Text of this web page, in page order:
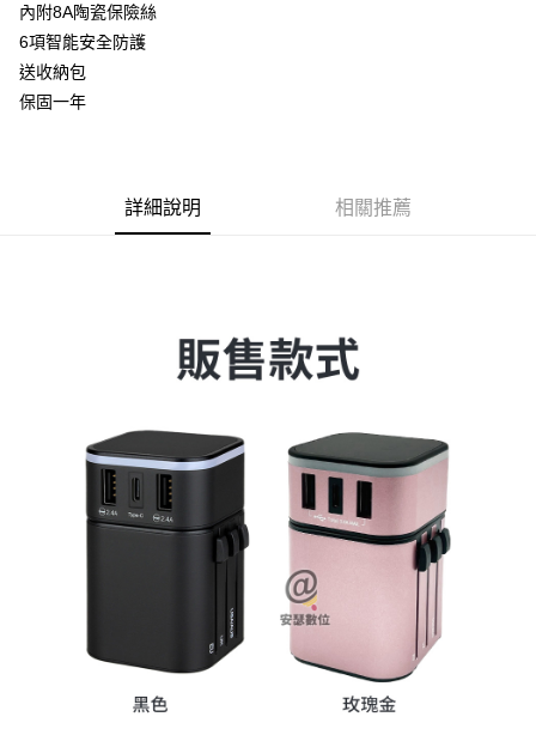
付款後全家取貨
每筆NT$65，滿NT$699(含以上)免運費
萊爾富取貨付款
每筆NT$65，滿NT$699(含以上)免運費
每筆NT$65，滿NT$699(含以上)免運費
每筆NT$70，滿NT$699(含以上)免運費
內附8A陶瓷保險絲
6項智能安全防護
送收納包
保固一年
詳細說明 相關推薦